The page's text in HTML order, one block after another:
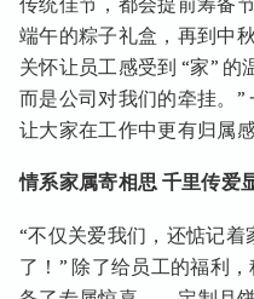
端午的粽子礼盒，再到中
关怀让员工感受到 “家” 的
而是公司对我们的牵挂。
让大家在工作中更有归属
情系家属寄相思 千里传爱
“不仅关爱我们，还惦记
了！” 除了给员工的福利